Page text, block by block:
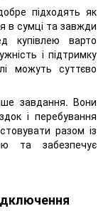
підходять як
в сумці та завжди
купівлею варто
і підтримку
можуть суттєво
завдання. Вони
і перебування
разом із
та забезпечує